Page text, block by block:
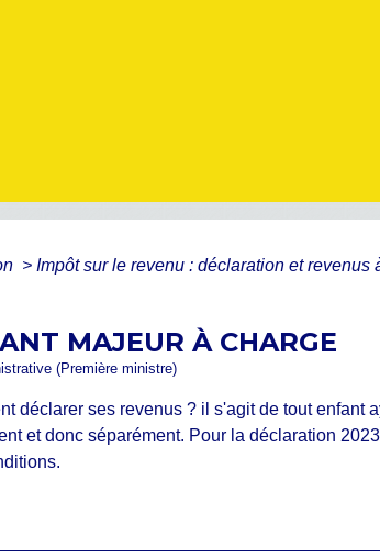
> Impôt sur le revenu : déclaration et revenus
MAJEUR À CHARGE
(Première ministre)
déclarer ses revenus ? il s'agit de tout enfant
et donc séparément. Pour la déclaration